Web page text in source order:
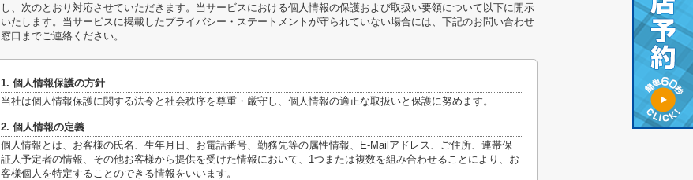
し、次のとおり対応させていただきます。当サービスにおける個人情報の保護および取扱い要領について以下に開示
いたします。当サービスに掲載したプライバシー・ステートメントが守られていない場合には、下記のお問い合わせ
窓口までご連絡ください。
1. 個人情報保護の方針
当社は個人情報保護に関する法令と社会秩序を尊重・厳守し、個人情報の適正な取扱いと保護に努めます。
2. 個人情報の定義
個人情報とは、お客様の氏名、生年月日、お電話番号、勤務先等の属性情報、E-Mailアドレス、ご住所、連帯保
証人予定者の情報、その他お客様から提供を受けた情報において、1つまたは複数を組み合わせることにより、お
客様個人を特定することのできる情報をいいます。